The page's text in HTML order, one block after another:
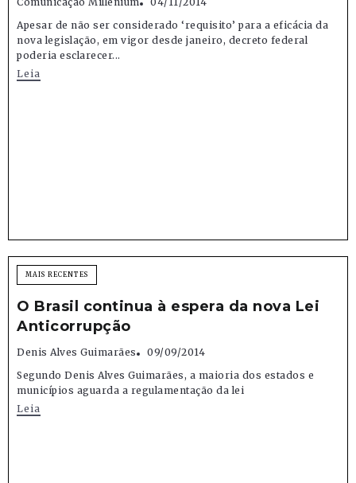
Apesar de não ser considerado ‘requisito’ para a eficácia da
nova legislação, em vigor desde janeiro, decreto federal
poderia esclarecer...
Leia
MAIS RECENTES
O Brasil continua à espera da nova Lei
Anticorrupção
Denis Alves Guimarães
09/09/2014
Segundo Denis Alves Guimarães, a maioria dos estados e
municípios aguarda a regulamentação da lei
Leia